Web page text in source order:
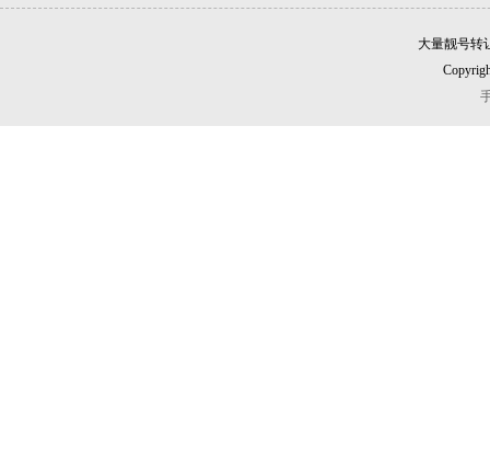
大量靓号转